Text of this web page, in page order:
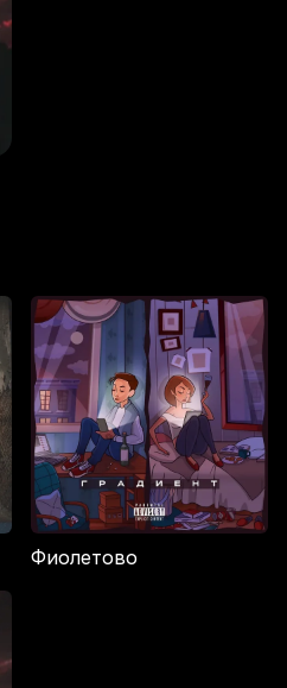
Фиолетово